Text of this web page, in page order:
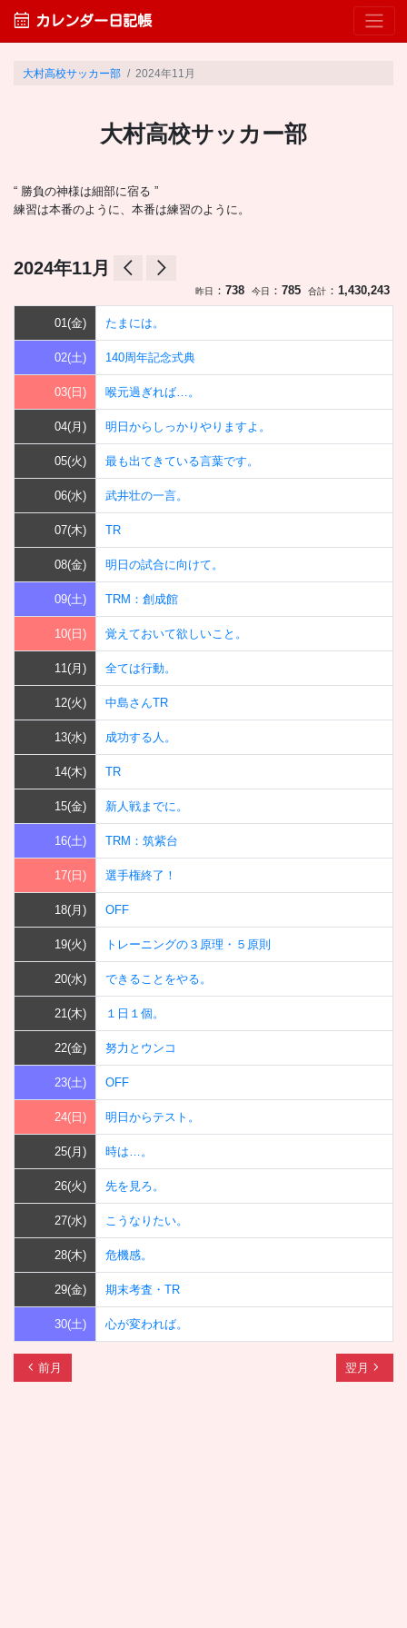
calendar_month カレンダー日記帳
大村高校サッカー部 2024年11月
大村高校サッカー部
“ 勝負の神様は細部に宿る ”
練習は本番のように、本番は練習のように。
2024年11月 arrow_back_ios arrow_forward_ios
昨日 ： 738 今日 ： 785 合計 ： 1,430,243
01(金) たまには。
02(土) 140周年記念式典
03(日) 喉元過ぎれば…。
04(月) 明日からしっかりやりますよ。
05(火) 最も出てきている言葉です。
06(水) 武井壮の一言。
07(木) TR
08(金) 明日の試合に向けて。
09(土) TRM：創成館
10(日) 覚えておいて欲しいこと。
11(月) 全ては行動。
12(火) 中島さんTR
13(水) 成功する人。
14(木) TR
15(金) 新人戦までに。
16(土) TRM：筑紫台
17(日) 選手権終了！
18(月) OFF
19(火) トレーニングの３原理・５原則
20(水) できることをやる。
21(木) １日１個。
22(金) 努力とウンコ
23(土) OFF
24(日) 明日からテスト。
25(月) 時は…。
26(火) 先を見ろ。
27(水) こうなりたい。
28(木) 危機感。
29(金) 期末考査・TR
30(土) 心が変われば。
chevron_left 前月 翌月 navigate_next